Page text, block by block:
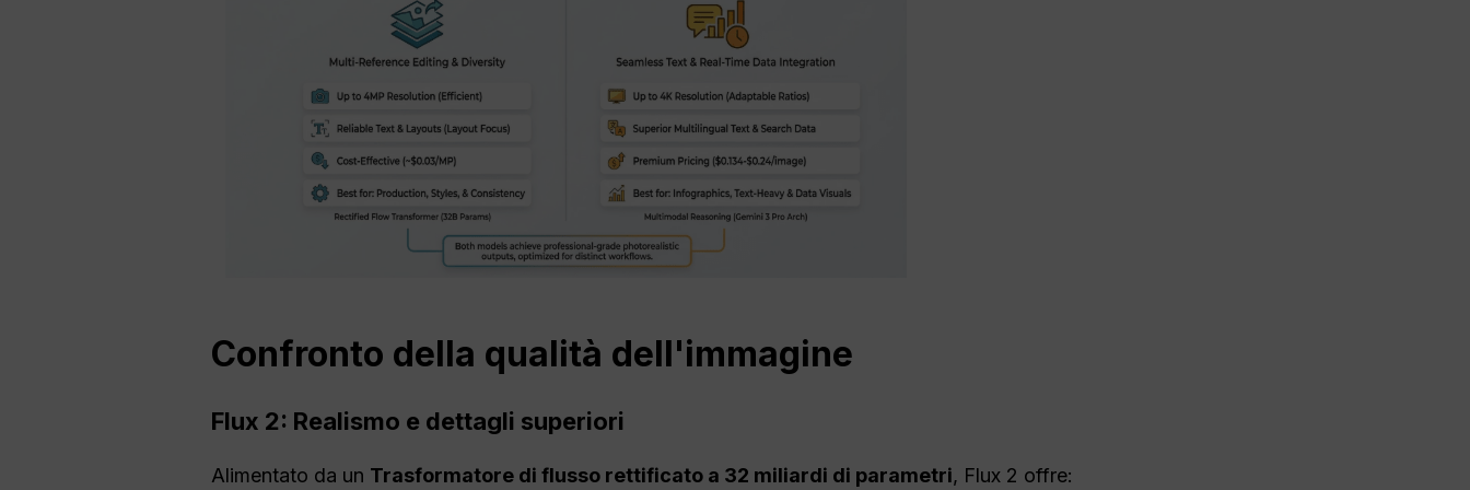
Confronto della qualità dell'immagine
Flux 2: Realismo e dettagli superiori
Alimentato da un Trasformatore di flusso rettificato a 32 miliardi di parametri, Flux 2 offre: